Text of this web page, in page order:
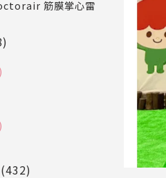
筋膜掌心雷